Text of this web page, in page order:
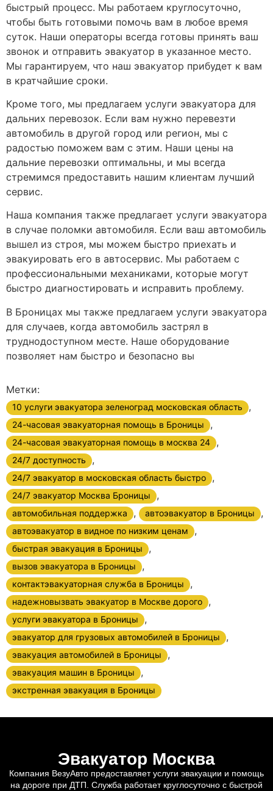
быстрый процесс. Мы работаем круглосуточно,
чтобы быть готовыми помочь вам в любое время
суток. Наши операторы всегда готовы принять ваш
звонок и отправить эвакуатор в указанное место.
Мы гарантируем, что наш эвакуатор прибудет к вам
в кратчайшие сроки.
Кроме того, мы предлагаем услуги эвакуатора для
дальних перевозок. Если вам нужно перевезти
автомобиль в другой город или регион, мы с
радостью поможем вам с этим. Наши цены на
дальние перевозки оптимальны, и мы всегда
стремимся предоставить нашим клиентам лучший
сервис.
Наша компания также предлагает услуги эвакуатора
в случае поломки автомобиля. Если ваш автомобиль
вышел из строя, мы можем быстро приехать и
эвакуировать его в автосервис. Мы работаем с
профессиональными механиками, которые могут
быстро диагностировать и исправить проблему.
В Броницах мы также предлагаем услуги эвакуатора
для случаев, когда автомобиль застрял в
труднодоступном месте. Наше оборудование
позволяет нам быстро и безопасно вы
Метки:
10 услуги эвакуатора зеленоград московская область ,
24-часовая эвакуаторная помощь в Броницы ,
24-часовая эвакуаторная помощь в москва 24 ,
24/7 доступность ,
24/7 эвакуатор в московская область быстро ,
24/7 эвакуатор Москва Броницы ,
автомобильная поддержка , автоэвакуатор в Броницы ,
автоэвакуатор в видное по низким ценам ,
быстрая эвакуация в Броницы ,
вызов эвакуатора в Броницы ,
контактэвакуаторная служба в Броницы ,
надежновызвать эвакуатор в Москве дорого ,
услуги эвакуатора в Броницы ,
эвакуатор для грузовых автомобилей в Броницы ,
эвакуация автомобилей в Броницы ,
эвакуация машин в Броницы ,
экстренная эвакуация в Броницы
Эвакуатор Москва
Компания ВезуАвто предоставляет услуги эвакуации и помощь
на дороге при ДТП. Служба работает круглосуточно с быстрой